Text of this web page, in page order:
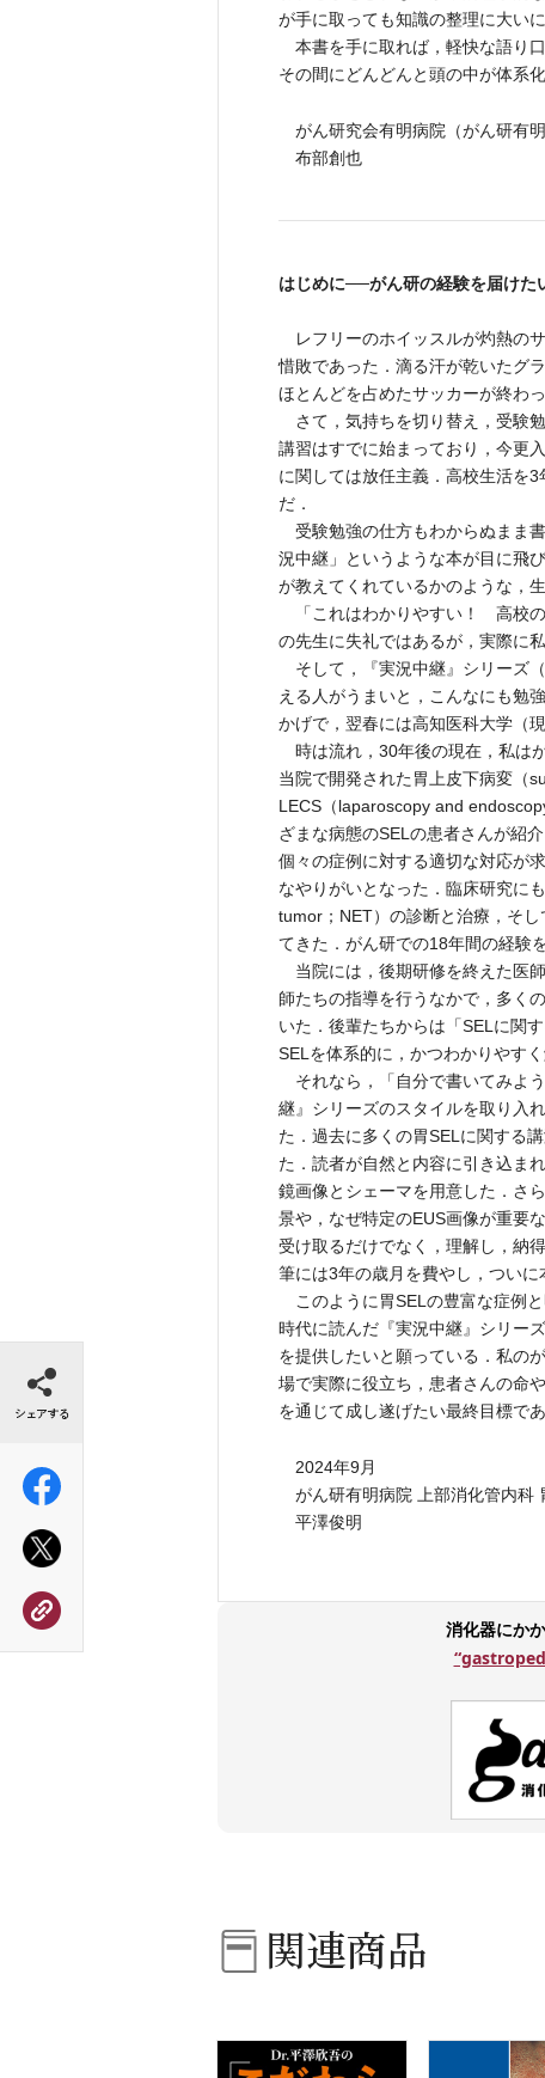
が手に取っても知識の整理に大い
本書を手に取れば，軽快な語り
その間にどんどんと頭の中が体系
がん研究会有明病院（がん研有
布部創也
はじめに──がん研の経験を届け
レフリーのホイッスルが灼熱の
惜敗であった．滴る汗が乾いたグ
ほとんどを占めたサッカーが終わ
さて，気持ちを切り替え，受験
講習はすでに始まっており，今更
に関しては放任主義．高校生活を
だ．
受験勉強の仕方もわからぬまま
況中継」というような本が目に飛
が教えてくれているかのような，
「これはわかりやすい！ 高校
の先生に失礼ではあるが，実際に
そして，『実況中継』シリーズ
える人がうまいと，こんなにも勉
かげで，翌春には高知医科大学（
時は流れ，30年後の現在，私は
当院で開発された胃上皮下病変（
LECS（laparoscopy and
ざまな病態のSELの患者さんが紹
個々の症例に対する適切な対応が
なやりがいとなった．臨床研究に
tumor；NET）の診断と治療，そ
てきた．がん研での18年間の経験
当院には，後期研修を終えた医
師たちの指導を行うなかで，多く
いた．後輩たちからは「SELに関
SELを体系的に，かつわかりやす
それなら，「自分で書いてみよ
継』シリーズのスタイルを取り入
た．過去に多くの胃SELに関する
た．読者が自然と内容に引き込ま
鏡画像とシェーマを用意した．さ
景や，なぜ特定のEUS画像が重要
受け取るだけでなく，理解し，納
筆には3年の歳月を費やし，ついに
このように胃SELの豊富な症例
時代に読んだ『実況中継』シリー
を提供したいと願っている．私の
場で実際に役立ち，患者さんの命
を通じて成し遂げたい最終目標であ
2024年9月
がん研有明病院 上部消化管内科
平澤俊明
消化器にか
関連商品